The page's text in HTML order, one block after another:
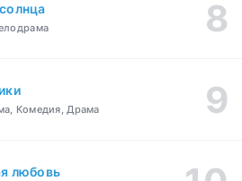
Комедия, Драма
любовь